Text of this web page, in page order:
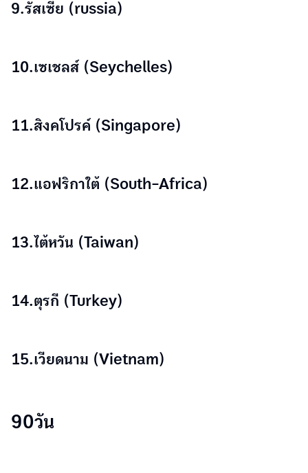
9.รัสเซีย (russia)
10.เซเชลส์ (Seychelles)
11.สิงคโปรค์ (Singapore)
12.แอฟริกาใต้ (South-Africa)
13.ไต้หวัน (Taiwan)
14.ตุรกี (Turkey)
15.เวียดนาม (Vietnam)
90วัน